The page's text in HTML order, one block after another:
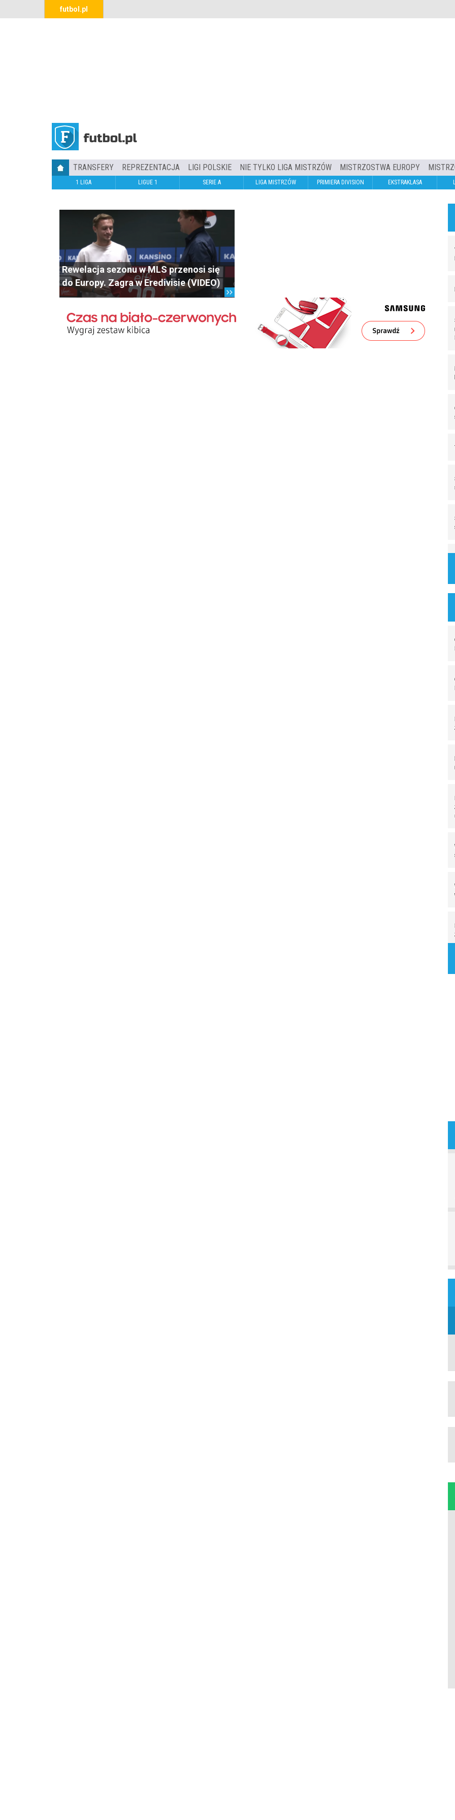
futbol.pl
TRANSFERY REPREZENTACJA LIGI POLSKIE NIE TYLKO LIGA MISTRZÓW MISTRZOSTWA EUROPY
1 LIGA LIGUE 1 SERIE A LIGA MISTRZÓW PRIMIERA DIVISION EKSTRAKLASA
Rewelacja sezonu w MLS przenosi się
do Europy. Zagra w Eredivisie (VIDEO)